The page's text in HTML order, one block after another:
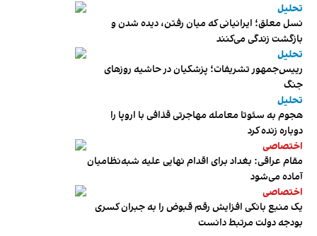
تحلیل
نسل معلق؛ ایرانیانی که میان رفتن، دیده شدن و
بازگشت زندگی می‌کنند
تحلیل
رییس‌جمهور تشریفات؛ پزشکیان در حاشیه روزهای
جنگ
تحلیل
هجوم به سئوتا معامله مهاجرتی قذافی با اروپا را
دوباره زنده کرد
اختصاصی
مقام عراقی: بغداد برای اقدام نهایی علیه شبه‌نظامیان
آماده می‌شود
اختصاصی
یک منبع بانکی افزایش رقم قبوض را به جبران کسری
بودجه دولت مرتبط دانست